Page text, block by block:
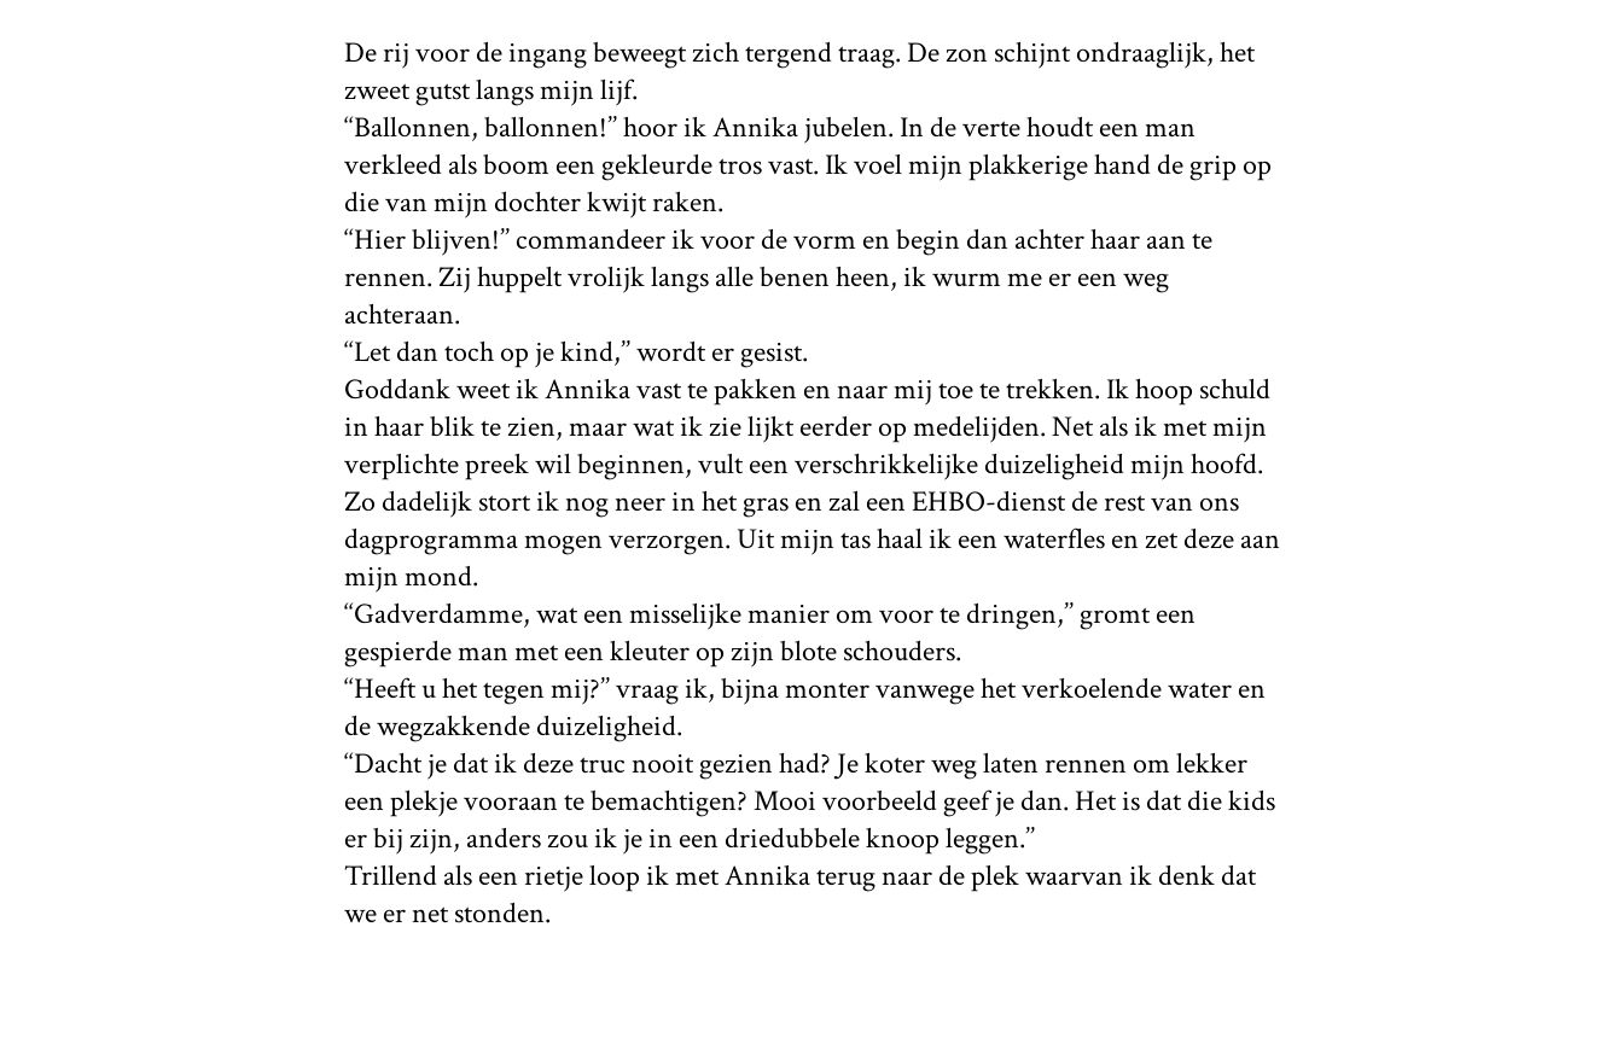
De rij voor de ingang beweegt zich tergend traag. De zon schijnt ondraaglijk, het
zweet gutst langs mijn lijf.
‘‘Ballonnen, ballonnen!’’ hoor ik Annika jubelen. In de verte houdt een man
verkleed als boom een gekleurde tros vast. Ik voel mijn plakkerige hand de grip op
die van mijn dochter kwijt raken.
‘‘Hier blijven!’’ commandeer ik voor de vorm en begin dan achter haar aan te
rennen. Zij huppelt vrolijk langs alle benen heen, ik wurm me er een weg
achteraan.
‘‘Let dan toch op je kind,’’ wordt er gesist.
Goddank weet ik Annika vast te pakken en naar mij toe te trekken. Ik hoop schuld
in haar blik te zien, maar wat ik zie lijkt eerder op medelijden. Net als ik met mijn
verplichte preek wil beginnen, vult een verschrikkelijke duizeligheid mijn hoofd.
Zo dadelijk stort ik nog neer in het gras en zal een EHBO-dienst de rest van ons
dagprogramma mogen verzorgen. Uit mijn tas haal ik een waterfles en zet deze aan
mijn mond.
‘‘Gadverdamme, wat een misselijke manier om voor te dringen,’’ gromt een
gespierde man met een kleuter op zijn blote schouders.
‘‘Heeft u het tegen mij?’’ vraag ik, bijna monter vanwege het verkoelende water en
de wegzakkende duizeligheid.
‘‘Dacht je dat ik deze truc nooit gezien had? Je koter weg laten rennen om lekker
een plekje vooraan te bemachtigen? Mooi voorbeeld geef je dan. Het is dat die kids
er bij zijn, anders zou ik je in een driedubbele knoop leggen.’’
Trillend als een rietje loop ik met Annika terug naar de plek waarvan ik denk dat
we er net stonden.